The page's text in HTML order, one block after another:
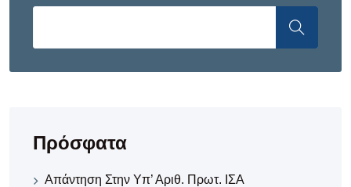
Πρόσφατα
Απάντηση Στην Υπ’ Αριθ. Πρωτ. ΙΣΑ